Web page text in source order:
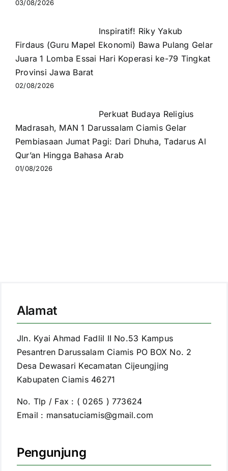
03/08/2026
Inspiratif! Riky Yakub
Firdaus (Guru Mapel Ekonomi) Bawa Pulang Gelar
Juara 1 Lomba Essai Hari Koperasi ke-79 Tingkat
Provinsi Jawa Barat
02/08/2026
Perkuat Budaya Religius
Madrasah, MAN 1 Darussalam Ciamis Gelar
Pembiasaan Jumat Pagi: Dari Dhuha, Tadarus Al
Qur’an Hingga Bahasa Arab
01/08/2026
Alamat
Jln. Kyai Ahmad Fadlil II No.53 Kampus
Pesantren Darussalam Ciamis PO BOX No. 2
Desa Dewasari Kecamatan Cijeungjing
Kabupaten Ciamis 46271
No. Tlp / Fax : ( 0265 ) 773624
Email : mansatuciamis@gmail.com
Pengunjung